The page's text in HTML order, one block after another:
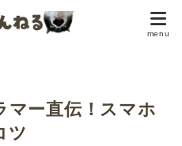
ー直伝！スマホ
ツ